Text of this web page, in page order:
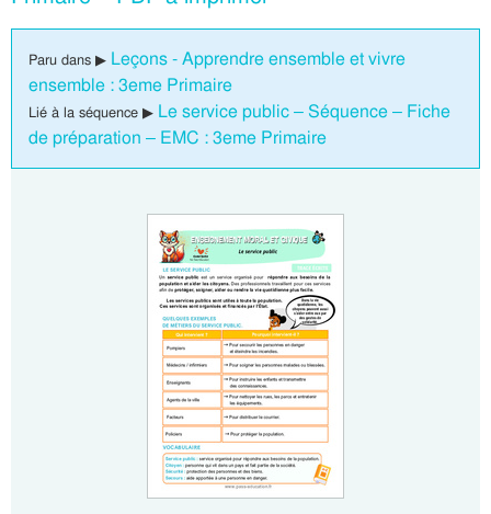
Paru dans ▶ Leçons - Apprendre ensemble et vivre
ensemble : 3eme Primaire
Lié à la séquence ▶ Le service public – Séquence – Fiche
de préparation – EMC : 3eme Primaire